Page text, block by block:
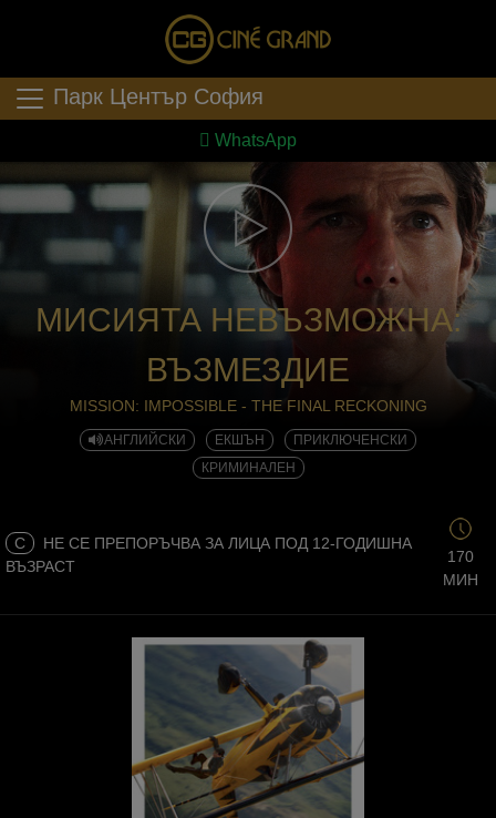
Парк Център София
WhatsApp
МИСИЯТА НЕВЪЗМОЖНА:
ВЪЗМЕЗДИE
MISSION: IMPOSSIBLE - THE FINAL RECKONING
АНГЛИЙСКИ ЕКШЪН
ПРИКЛЮЧЕНСКИ
КРИМИНАЛЕН
C
НЕ СЕ ПРЕПОРЪЧВА ЗА ЛИЦА ПОД 12-ГОДИШНА
ВЪЗРАСТ
170
МИН